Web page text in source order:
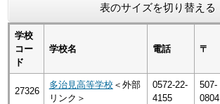
表のサイズを切り替える
学校
コー
ド
学校名 電話 〒
27326
多治見高等学校 ＜外部
リンク＞
0572-22-
4155
507-
0804